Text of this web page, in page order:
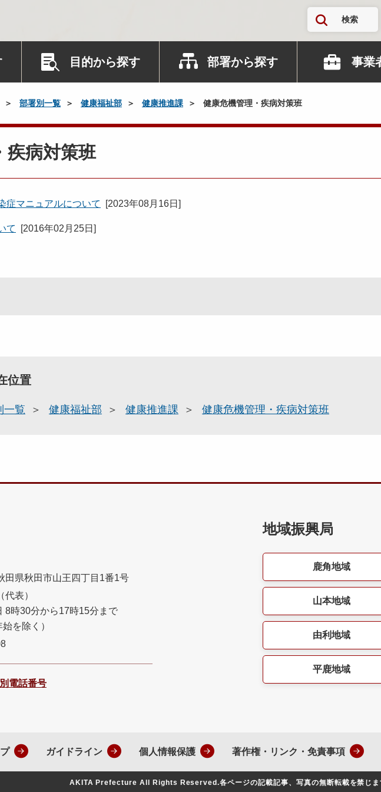
検索
目的から探す 部署から探す 事業
部署別一覧 健康福祉部 健康推進課 健康危機管理・疾病対策班
疾病対策班
症マニュアルについて [2023年08月16日 ]
て [2016年02月25日 ]
位置
一覧 健康福祉部 健康推進課 健康危機管理・疾病対策班
県秋田市山王四丁目1番1号
表）
8時30分から17時15分まで
を除く）
電話番号
地域振興局
鹿角地域
山本地域
由利地域
平鹿地域
ガイドライン 個人情報保護 著作権・リンク・免責事項
AKITA Prefecture All Rights Reserved.各ページの記載記事、写真の無断転載を禁じま